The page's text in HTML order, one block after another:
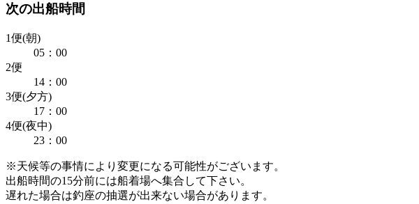
次の出船時間
1便(朝)
05：00
2便
14：00
3便(夕方)
17：00
4便(夜中)
23：00
※天候等の事情により変更になる可能性がございます。
出船時間の15分前には船着場へ集合して下さい。
遅れた場合は釣座の抽選が出来ない場合があります。